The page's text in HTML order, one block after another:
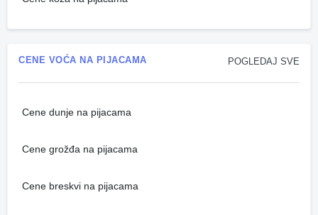
POGLEDAJ SVE
CENE VOĆA NA PIJACAMA
Cene dunje na pijacama
Cene grožđa na pijacama
Cene breskvi na pijacama